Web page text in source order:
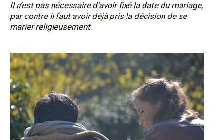
Il n’est pas nécessaire d’avoir fixé la date du mariage,
par contre il faut avoir déjà pris la décision de se
marier religieusement.